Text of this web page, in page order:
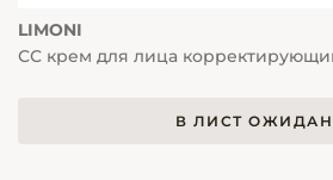
LIMONI
СС крем для лица
В ЛИСТ